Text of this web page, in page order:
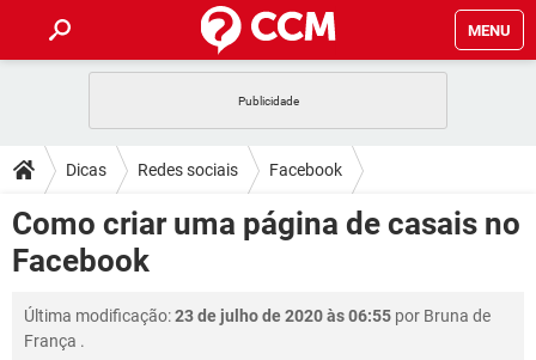
MENU
CELULAR FACEBOOK
OUTLOOK EXCEL
INSTAGRAM
DICAS
JOGOS WHATSAPP
CELULAR FACEBOOK
INSTAGRAM GMAIL
DOWNLOADS
JOGOS
OUTLOOK
FÓRUM
JOGOS WHATSAPP
GLOSSÁRIO
Dicas Redes sociais Facebook
Como criar uma página de casais no
Facebook
Última modificação:23 de julho de 2020 às 06:55 por Bruna de
França .